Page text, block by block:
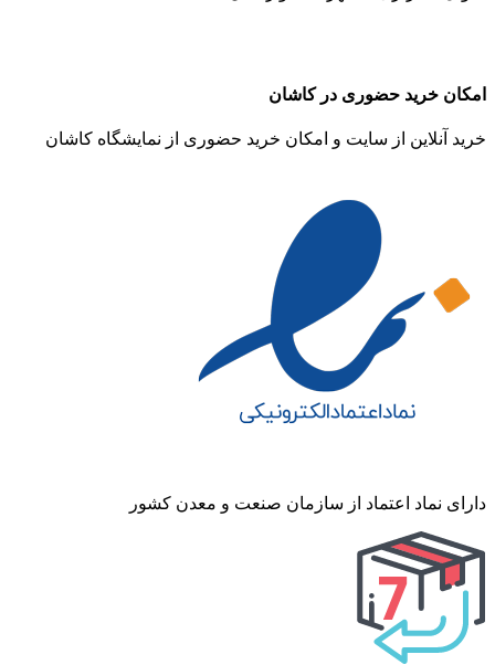
امکان خرید حضوری در کاشان
خرید آنلاین از سایت و امکان خرید حضوری از نمایشگاه کاشان
دارای نماد اعتماد از سازمان صنعت و معدن کشور